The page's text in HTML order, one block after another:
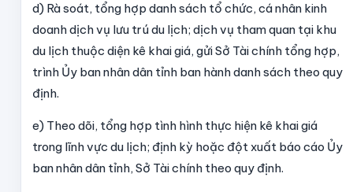
d) Rà soát, tổng hợp danh sách tổ chức, cá nhân kinh
doanh dịch vụ lưu trú du lịch; dịch vụ tham quan tại khu
du lịch thuộc diện kê khai giá, gửi Sở Tài chính tổng hợp,
trình Ủy ban nhân dân tỉnh ban hành danh sách theo quy
định.
e) Theo dõi, tổng hợp tình hình thực hiện kê khai giá
trong lĩnh vực du lịch; định kỳ hoặc đột xuất báo cáo Ủy
ban nhân dân tỉnh, Sở Tài chính theo quy định.